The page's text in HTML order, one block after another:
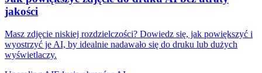
jakości
Masz zdjęcie niskiej rozdzielczości? Dowiedz się, jak powiększyć i
wyostrzyć je AI, by idealnie nadawało się do druku lub dużych
wyświetlaczy.